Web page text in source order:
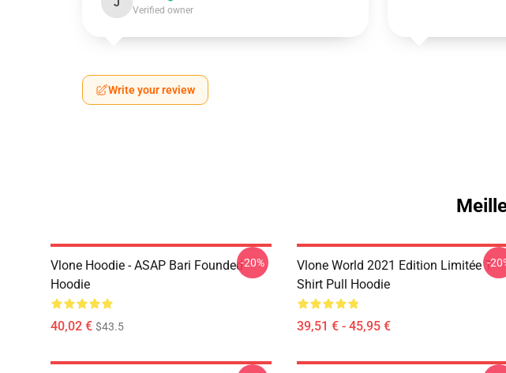
Verified owner
Write your review
Vlone Hoodie - ASAP Bari Founded
Hoodie
40,02 € $43.5
-20%
Vlone World 2021 Edition Limitée T-
Shirt Pull Hoodie
39,51 € - 45,95 €
-